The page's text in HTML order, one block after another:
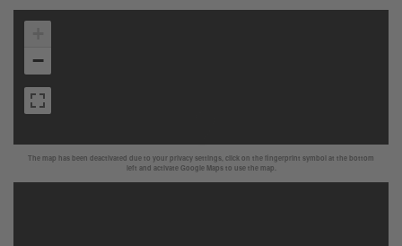
The map has been deactivated due to your privacy settings, click on the fingerprint symbol at the bottom
left and activate Google Maps to use the map.
−